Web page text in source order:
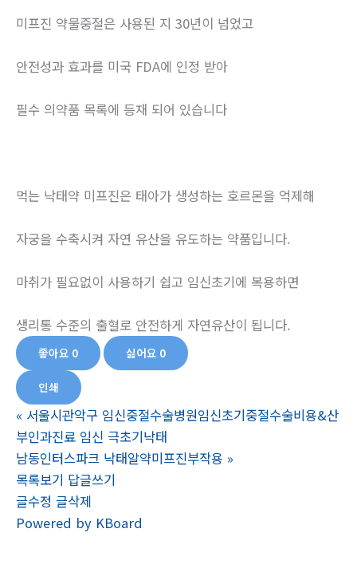
미프진 약물중절은 사용된 지 30년이 넘었고
안전성과 효과를 미국 FDA에 인정 받아
필수 의약품 목록에 등재 되어 있습니다
먹는 낙태약 미프진은 태아가 생성하는 호르몬을 억제해
자궁을 수축시켜 자연 유산을 유도하는 약품입니다.
마취가 필요없이 사용하기 쉽고 임신초기에 복용하면
생리통 수준의 출혈로 안전하게 자연유산이 됩니다.
좋아요 0 싫어요 0
인쇄
« 서울시관악구 임신중절수술병원임신초기중절수술비용&산
부인과진료 임신 극초기낙­태
남동인터스파크 낙태알약미프진부작용 »
목록보기 답글쓰기
글수정 글삭제
Powered by KBoard